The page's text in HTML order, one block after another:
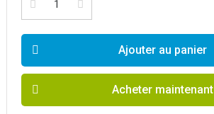
Ajouter au panier
Acheter maintenant